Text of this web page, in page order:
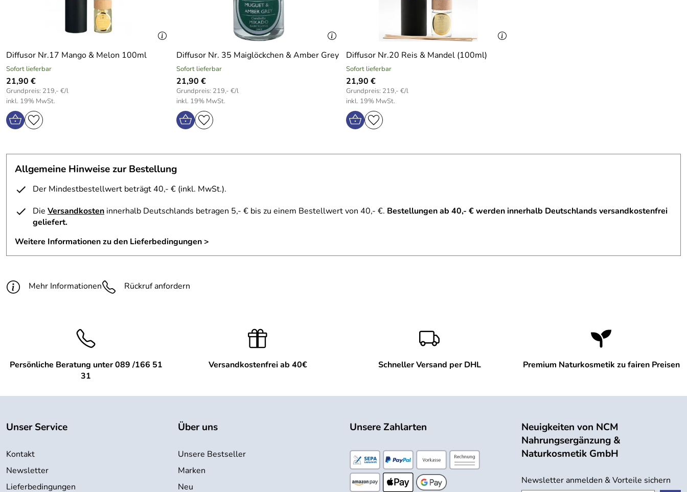
Diffusor Nr.17 Mango & Melon 100ml
Sofort lieferbar
21,90 €
Grundpreis: 219,- €/l
inkl. 19% MwSt.
Diffusor Nr. 35 Maiglöckchen & Amber Grey
Sofort lieferbar
21,90 €
Grundpreis: 219,- €/l
inkl. 19% MwSt.
Diffusor Nr.20 Reis & Mandel (100ml)
Sofort lieferbar
21,90 €
Grundpreis: 219,- €/l
inkl. 19% MwSt.
Allgemeine Hinweise zur Bestellung
Der Mindestbestellwert beträgt 40,- € (inkl. MwSt.).
Die Versandkosten innerhalb Deutschlands betragen 5,- € bis zu einem Bestellwert von 40,- €. Bestellungen ab 40,- € werden innerhalb Deutschlands versandkostenfrei
geliefert.
Weitere Informationen zu den Lieferbedingungen >
Mehr Informationen Rückruf anfordern
Persönliche Beratung unter 089 /166 51
31
Versandkostenfrei ab 40€ Schneller Versand per DHL Premium Naturkosmetik zu fairen Preisen
Unser Service
Kontakt
Newsletter
Lieferbedingungen
Über uns
Unsere Bestseller
Marken
Neu
Unsere Zahlarten
Neuigkeiten von NCM
Nahrungsergänzung &
Naturkosmetik GmbH
Newsletter anmelden & Vorteile sichern